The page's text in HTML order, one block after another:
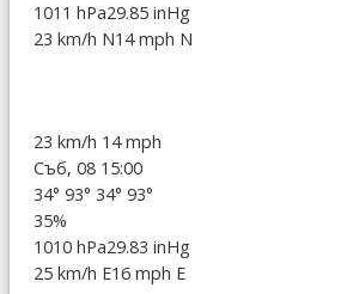
1011 hPa29.85 inHg
23 km/h N14 mph N
23 km/h 14 mph
Съб, 08 15:00
34° 93° 34° 93°
35%
1010 hPa29.83 inHg
25 km/h E16 mph E